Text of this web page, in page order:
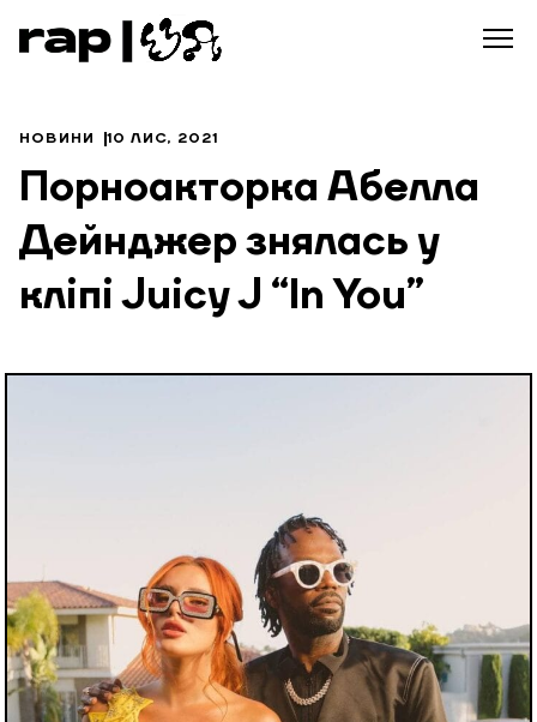
НОВИНИ 10 ЛИС, 2021
Порноакторка Абелла
Дейнджер знялась у
кліпі Juicy J “In You”